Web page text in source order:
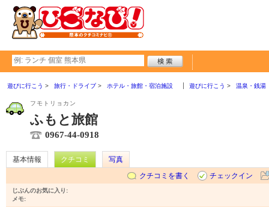
遊びに行こう 旅行・ドライブ ホテル・旅館・宿泊施設 遊びに行こう 温泉・銭湯
フモトリョカン
ふもと旅館
0967-44-0918
基本情報 クチコミ
写真
クチコミを書く
チェックイン
じぶんのお気に入り:
メモ: